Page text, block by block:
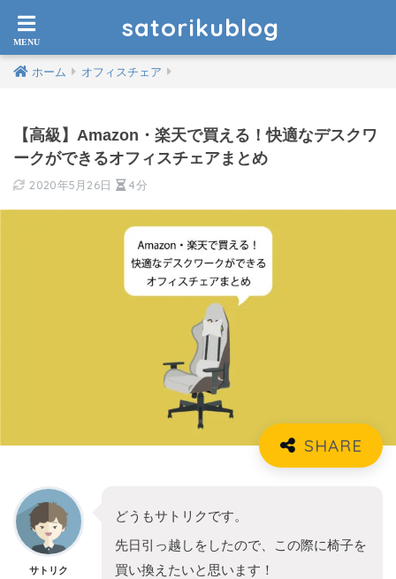
satorikublog
ホーム オフィスチェア
【高級】Amazon・楽天で買える！快適なデスクワ
ークができるオフィスチェアまとめ
2020年5月26日 4分
サトリク
どうもサトリクです。
先日引っ越しをしたので、この際に椅子を
買い換えたいと思います！